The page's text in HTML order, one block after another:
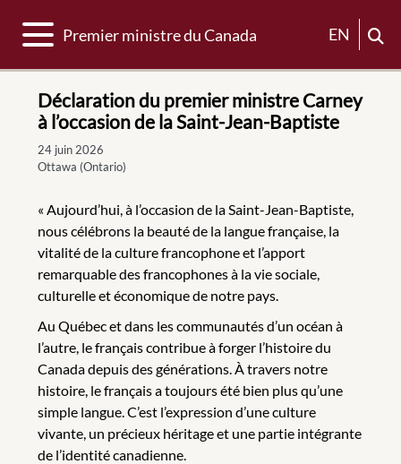
Basculer la navigation
Premier ministre du Canada EN
Déclaration du premier ministre Carney
à l’occasion de la Saint-Jean-Baptiste
24 juin 2026
Ottawa (Ontario)
« Aujourd’hui, à l’occasion de la Saint-Jean-Baptiste,
nous célébrons la beauté de la langue française, la
vitalité de la culture francophone et l’apport
remarquable des francophones à la vie sociale,
culturelle et économique de notre pays.
Au Québec et dans les communautés d’un océan à
l’autre, le français contribue à forger l’histoire du
Canada depuis des générations. À travers notre
histoire, le français a toujours été bien plus qu’une
simple langue. C’est l’expression d’une culture
vivante, un précieux héritage et une partie intégrante
de l’identité canadienne.